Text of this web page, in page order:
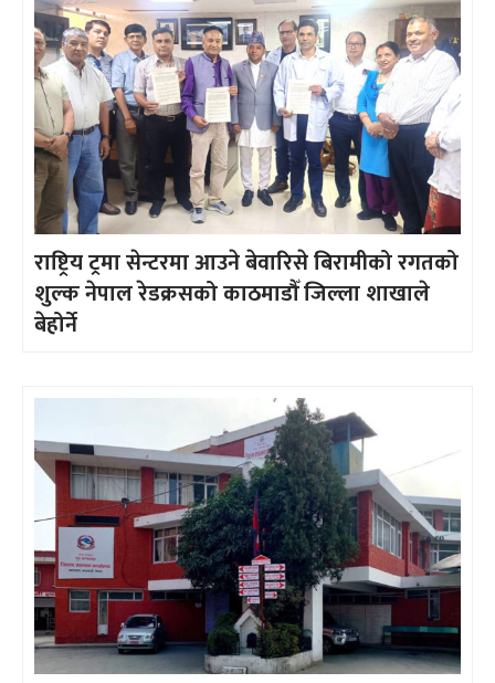
राष्ट्रिय ट्रमा सेन्टरमा आउने बेवारिसे बिरामीको रगतको
शुल्क नेपाल रेडक्रसको काठमाडौँ जिल्ला शाखाले
बेहोर्ने